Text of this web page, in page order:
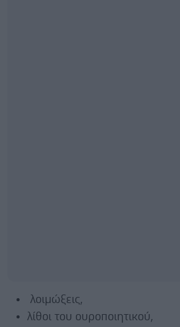
λοιμώξεις,
λίθοι του ουροποιητικού,